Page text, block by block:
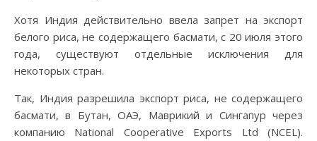
Хотя Индия действительно ввела запрет на экспорт
белого риса, не содержащего басмати, с 20 июля этого
года, существуют отдельные исключения для
некоторых стран.
Так, Индия разрешила экспорт риса, не содержащего
басмати, в Бутан, ОАЭ, Маврикий и Сингапур через
компанию National Cooperative Exports Ltd (NCEL).